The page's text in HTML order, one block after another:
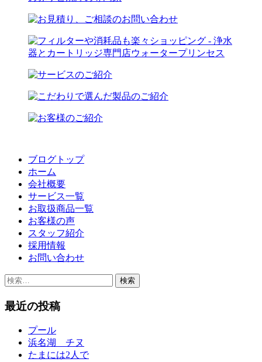
ブログトップ
ホーム
会社概要
サービス一覧
お取扱商品一覧
お客様の声
スタッフ紹介
採用情報
お問い合わせ
検
最近の投稿
プール
浜名湖 チヌ
たまには2人で